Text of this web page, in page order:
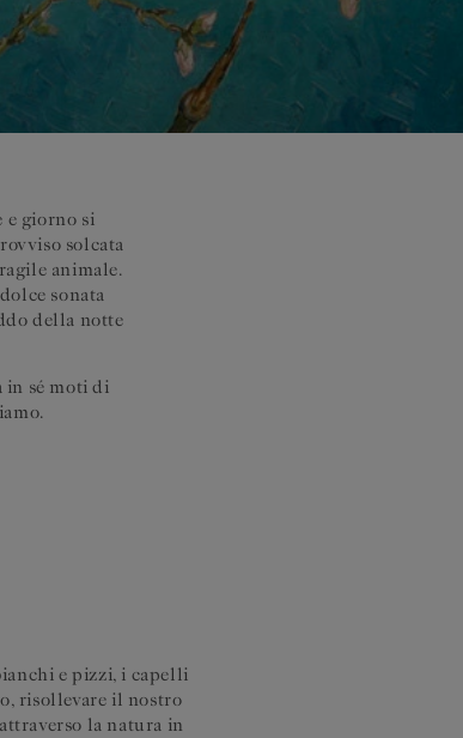
e giorno si
solcata
animale.
sonata
della notte
in sé moti di
e pizzi, i capelli
risollevare il nostro
la natura in